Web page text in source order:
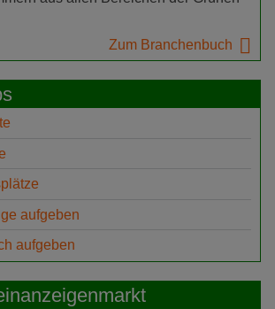
Zum Branchenbuch
aufgeben
aufgeben